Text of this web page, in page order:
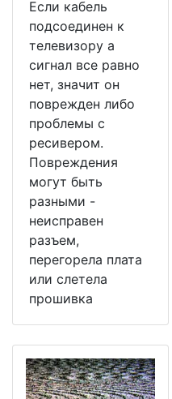
Если кабель
подсоединен к
телевизору а
сигнал все равно
нет, значит он
поврежден либо
проблемы с
ресивером.
Повреждения
могут быть
разными -
неисправен
разъем,
перегорела плата
или слетела
прошивка